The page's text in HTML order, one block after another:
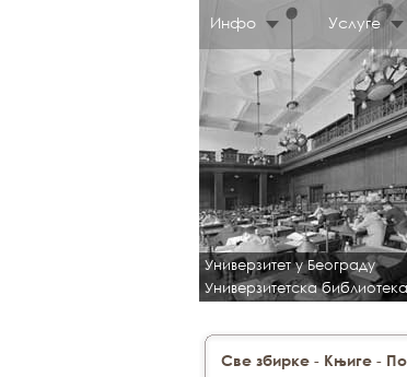
Инфо Услуге
Универзитет у Београду
Универзитетска
Све збирке - Књиге -